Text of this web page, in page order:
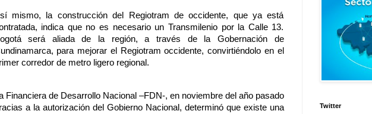
mismo, la construcción del Regiotram de occidente, que ya está
indica que no es necesario un Transmilenio por la Calle 13.
será aliada de la región, a través de la Gobernación de
para mejorar el Regiotram occidente, convirtiéndolo en el
corredor de metro ligero regional.
Financiera de Desarrollo Nacional –FDN-, en noviembre del año pasado
a la autorización del Gobierno Nacional, determinó que existe una
Twitter